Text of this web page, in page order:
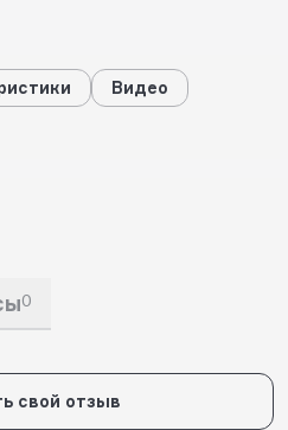
Видео
0
свой отзыв